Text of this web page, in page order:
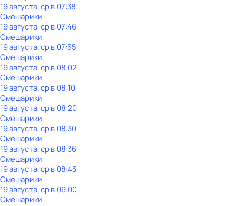
19 августа, ср в 07:38
Смешарики
19 августа, ср в 07:46
Смешарики
19 августа, ср в 07:55
Смешарики
19 августа, ср в 08:02
Смешарики
19 августа, ср в 08:10
Смешарики
19 августа, ср в 08:20
Смешарики
19 августа, ср в 08:30
Смешарики
19 августа, ср в 08:36
Смешарики
19 августа, ср в 08:43
Смешарики
19 августа, ср в 09:00
Смешарики